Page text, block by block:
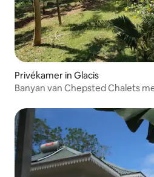
Privékamer in Glacis
Banyan van Chepsted Chalets